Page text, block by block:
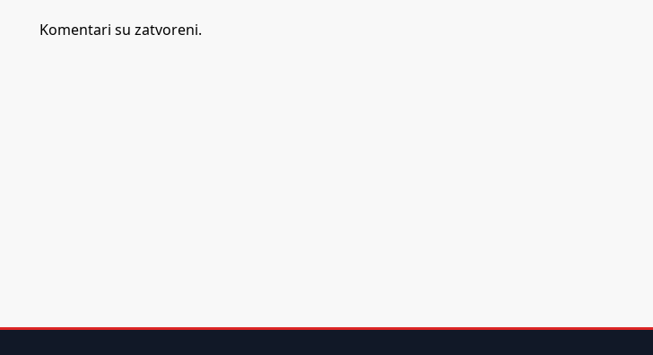
Komentari su zatvoreni.